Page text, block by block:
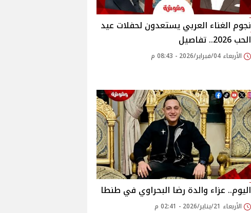
نجوم الغناء العربي يستعدون لحفلات عيد
الحب 2026.. تفاصيل
الأربعاء 04/فبراير/2026 - 08:43 م
اليوم.. عزاء والدة رضا البحراوي في طنطا
الأربعاء 21/يناير/2026 - 02:41 م